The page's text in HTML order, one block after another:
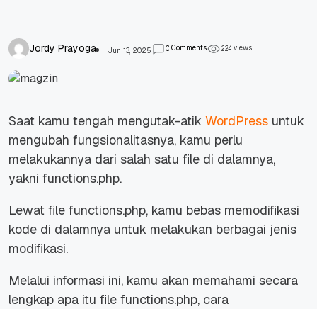
Jordy Prayoga Jun 13, 2025 0Comments 224views
Saat kamu tengah mengutak-atik WordPress untuk
mengubah fungsionalitasnya, kamu perlu
melakukannya dari salah satu file di dalamnya,
yakni functions.php.
Lewat file functions.php, kamu bebas memodifikasi
kode di dalamnya untuk melakukan berbagai jenis
modifikasi.
Melalui informasi ini, kamu akan memahami secara
lengkap apa itu file functions.php, cara